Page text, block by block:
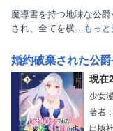
魔導書を持つ地味な公
され、全てを横…もっ
現在
少女
著者
出版